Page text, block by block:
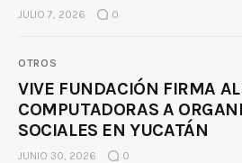
JULIO 7, 2026 0
OTROS
VIVE FUNDACIÓN FIRMA
COMPUTADORAS A
SOCIALES EN YUCATÁN
JUNIO 30, 2026 0